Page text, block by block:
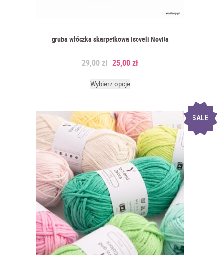
gruba włóczka skarpetkowa Isoveli Novita
29,00zł 25,00zł
Wybierz opcje
SALE